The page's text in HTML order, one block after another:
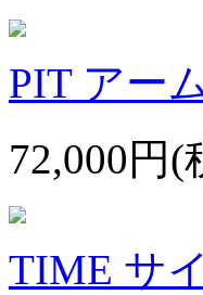
PIT アー
72,000円(
TIME サ